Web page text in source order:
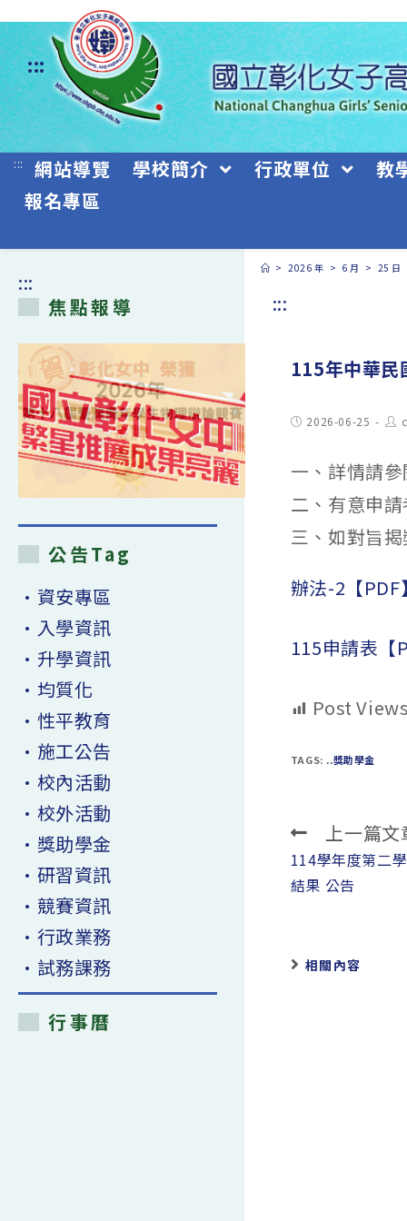
跳
轉
至
主
要
:::
::: 網站導覽 學校簡介 行政單位
教
報名專區
> 2026 年 > 6 月 > 25 日
:::
115年中華民
Post2026-06-25
一、詳情請
二、有意申
三、如對旨
辦法-2【PDF
115申請表【
Post
TAGS: ..獎助學金
Read
more
articles
上一篇文
114學年度第二
結果 公告
相關內容
:::
焦點報導
公告Tag
•資安專區
•入學資訊
•升學資訊
•均質化
•性平教育
•施工公告
•校內活動
•校外活動
•獎助學金
•研習資訊
•競賽資訊
•行政業務
•試務課務
行事曆